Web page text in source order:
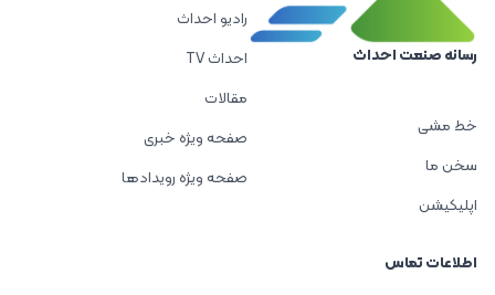
رسانه صنعت احداث
خط مشی
سخن ما
اپلیکیشن
رادیو احداث
احداث TV
مقالات
صفحه ویژه خبری
صفحه ویژه رویدادها
اطلاعات تماس